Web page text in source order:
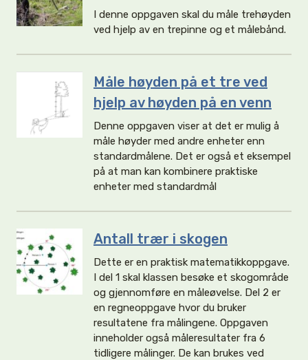
I denne oppgaven skal du måle trehøyden
ved hjelp av en trepinne og et målebånd.
Måle høyden på et tre ved
hjelp av høyden på en venn
Denne oppgaven viser at det er mulig å
måle høyder med andre enheter enn
standardmålene. Det er også et eksempel
på at man kan kombinere praktiske
enheter med standardmål
Antall trær i skogen
Dette er en praktisk matematikkoppgave.
I del 1 skal klassen besøke et skogområde
og gjennomføre en måleøvelse. Del 2 er
en regneoppgave hvor du bruker
resultatene fra målingene. Oppgaven
inneholder også måleresultater fra 6
tidligere målinger. De kan brukes ved